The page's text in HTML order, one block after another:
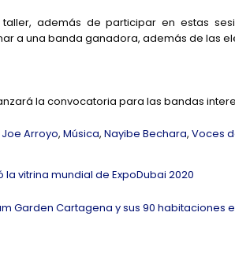
taller, además de participar en estas
a una banda ganadora, además de las
la convocatoria para las bandas
Joe Arroyo,Música,Nayibe Bechara,Voces
vitrina mundial de ExpoDubai 2020
Garden Cartagena y sus 90